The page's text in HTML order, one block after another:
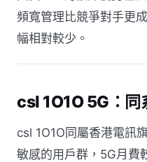
頻寬管理比競爭對手更
幅相對較少。
csl 1O1O 5G：同
csl 1O1O同屬香港電訊
敏感的用戶群，5G月費